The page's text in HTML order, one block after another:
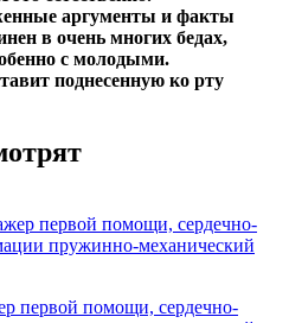
аргументы и факты
в очень многих бедах,
с молодыми.
поднесенную ко рту
первой помощи, сердечно-